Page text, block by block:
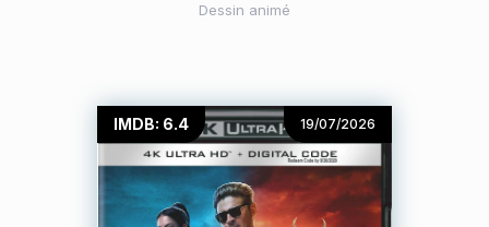
Dessin animé
IMDB: 6.4 19/07/2026